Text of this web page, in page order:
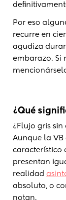
Por eso
recurre en
agudiza
embarazo. Si
¿Qué
¿Flujo gris sin
Aunque la VB
característico
presentan
realidad
absoluto, o
notan.